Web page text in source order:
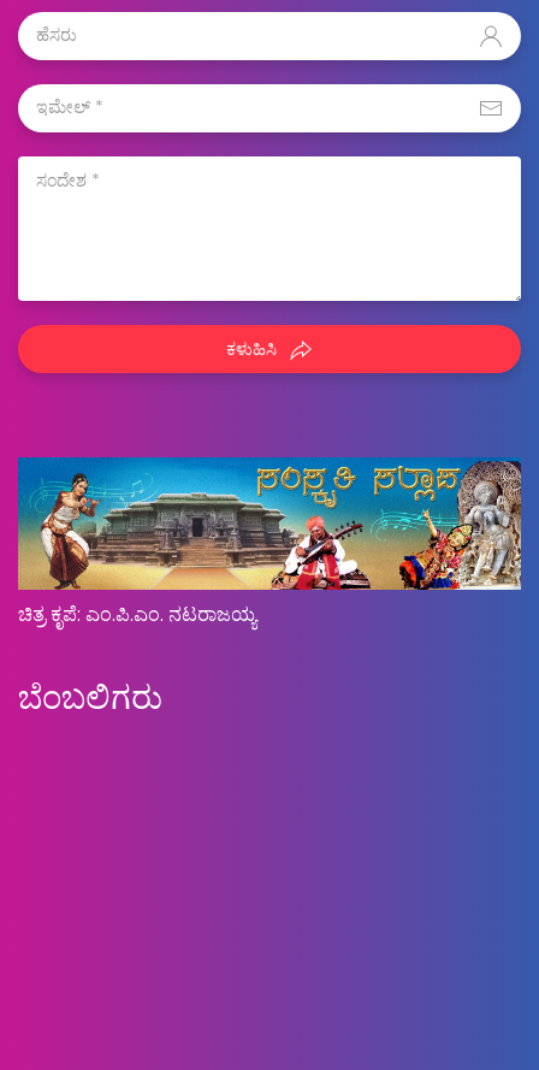
ಕಳುಹಿಸಿ
ಚಿತ್ರ ಕೃಪೆ: ಎಂ.ಪಿ.ಎಂ. ನಟರಾಜಯ್ಯ
ಬೆಂಬಲಿಗರು